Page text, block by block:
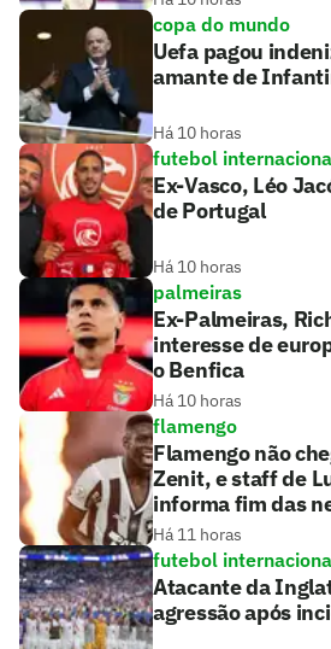
copa do mundo
Uefa pagou
amante de
Há 10 horas
futebol
Ex-Vasco, Léo
de Portugal
Há 10 horas
palmeiras
Ex-Palmeiras,
interesse de
o Benfica
Há 10 horas
flamengo
Flamengo não
Zenit, e staff de
informa fim das
Há 11 horas
futebol
Atacante da
agressão após